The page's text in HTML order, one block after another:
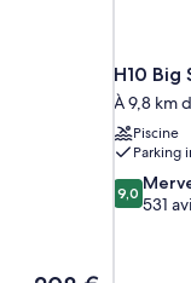
H10
À 9,8 km
Piscine
Parking
9.0
sur
9,0
531